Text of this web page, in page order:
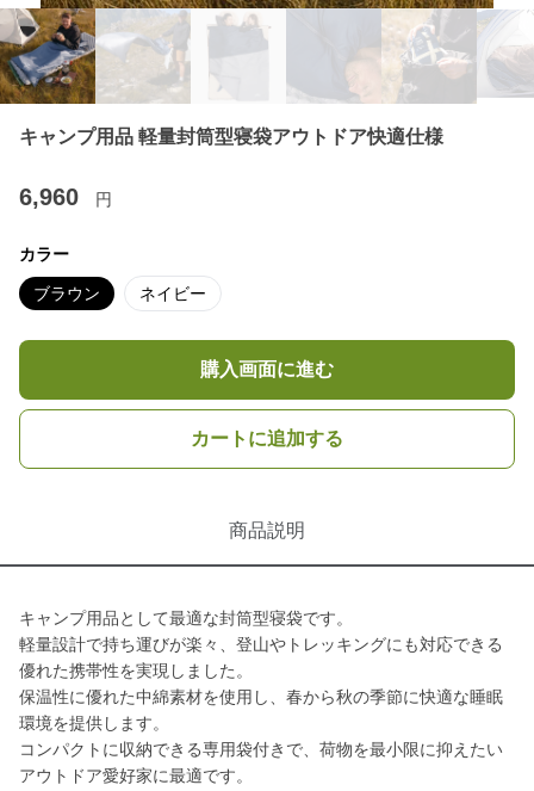
キャンプ用品 軽量封筒型寝袋アウトドア快適仕様
6,960 円
カラー
ブラウン ネイビー
購入画面に進む
カートに追加する
商品説明
キャンプ用品として最適な封筒型寝袋です。
軽量設計で持ち運びが楽々、登山やトレッキングにも対応できる
優れた携帯性を実現しました。
保温性に優れた中綿素材を使用し、春から秋の季節に快適な睡眠
環境を提供します。
コンパクトに収納できる専用袋付きで、荷物を最小限に抑えたい
アウトドア愛好家に最適です。